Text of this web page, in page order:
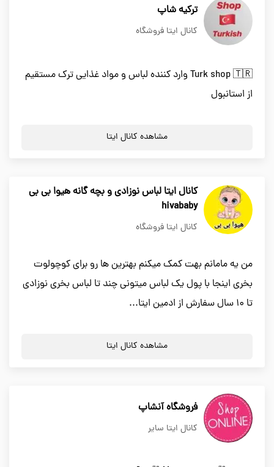
ترکیه شاپ
کانال ایتا فروشگاه
Turk shop 🇹🇷 وارد کننده لباس و مواد غذایی ترک مستقیم
از استانبول
مشاهده کانال ایتا
کانال ایتا لباس نوزادی و بچه گانه هیوا بی بی
hivababy
کانال ایتا فروشگاه
من یه مامانم بهت کمک میکنم بهترین ها رو برای کوچولوت
بخری اینجا با پول یک لباس میتونی چند تا لباس بخری نوزادی
تا ۱۰ سال سفارش از ادمین ایتا...
مشاهده کانال ایتا
فروشگاه آنشاپ
کانال ایتا سایر